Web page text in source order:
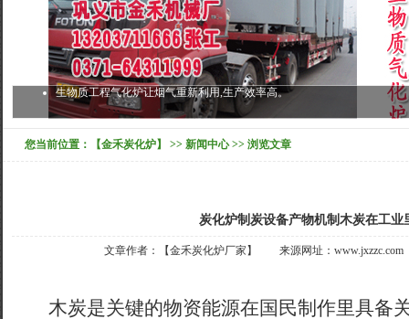
生物质工程气化炉让烟气重新利用,生产效率高。
您当前位置： 【金禾炭化炉】 >> 新闻中心>> 浏览文章
炭化炉制炭设备产物机制木炭在工业
文章作者：【金禾炭化炉厂家】 来源网址：
木炭是关键的物资能源在国民制作里具备